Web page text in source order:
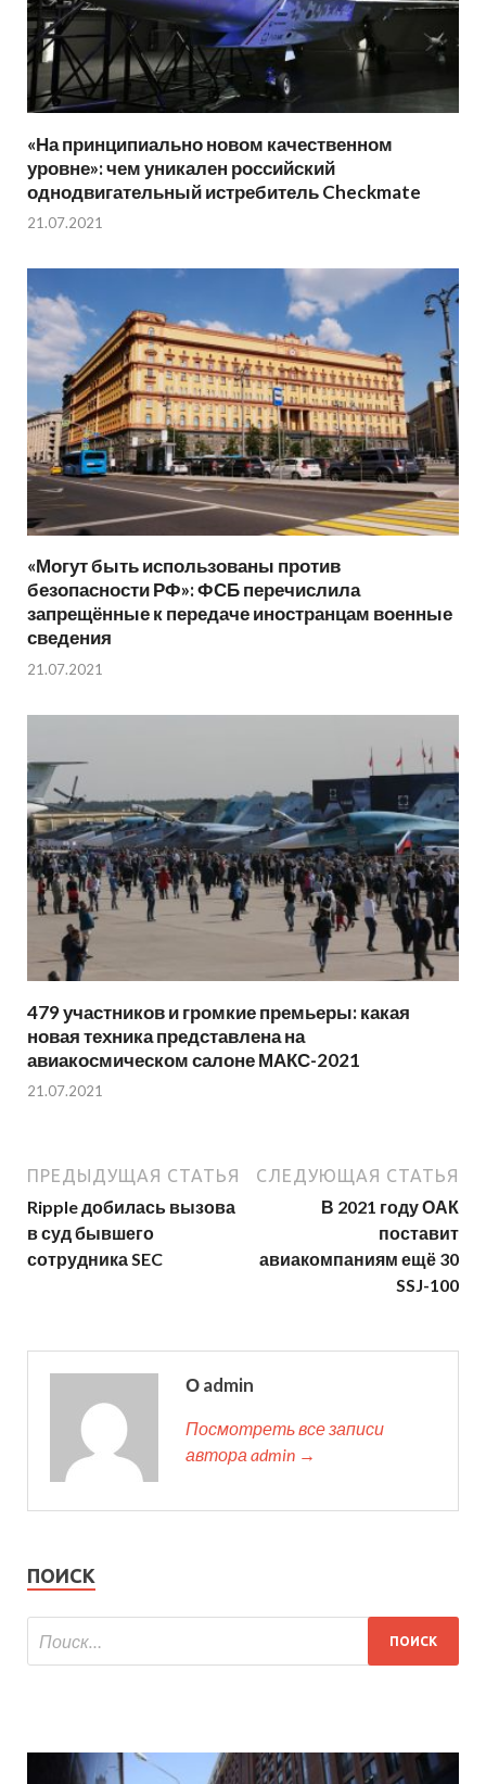
«На принципиально новом качественном
уровне»: чем уникален российский
однодвигательный истребитель Checkmate
21.07.2021
«Могут быть использованы против
безопасности РФ»: ФСБ перечислила
запрещённые к передаче иностранцам военные
сведения
21.07.2021
479 участников и громкие премьеры: какая
новая техника представлена на
авиакосмическом салоне МАКС-2021
21.07.2021
ПРЕДЫДУЩАЯ СТАТЬЯ
Ripple добилась вызова
в суд бывшего
сотрудника SEC
СЛЕДУЮЩАЯ СТАТЬЯ
В 2021 году ОАК
поставит
авиакомпаниям ещё 30
SSJ-100
О admin
Посмотреть все записи
автора admin →
ПОИСК